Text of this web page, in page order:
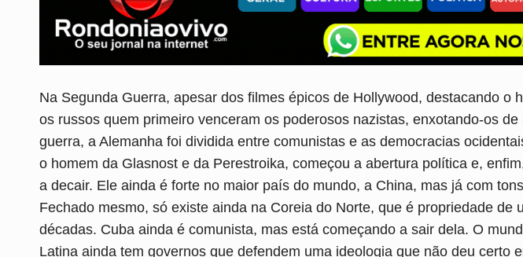
Na Segunda Guerra, apesar dos filmes épicos de Hollywood, destacando o
os russos quem primeiro venceram os poderosos nazistas, enxotando-os
guerra, a Alemanha foi dividida entre comunistas e as democracias
o homem da Glasnost e da Perestroika, começou a abertura política e,
a decair. Ele ainda é forte no maior país do mundo, a China, mas já com
Fechado mesmo, só existe ainda na Coreia do Norte, que é propriedade de
décadas. Cuba ainda é comunista, mas está começando a sair dela. O
Latina ainda tem governos que defendem uma ideologia que não deu certo